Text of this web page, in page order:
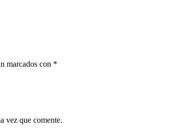
marcados con *
vez que comente.